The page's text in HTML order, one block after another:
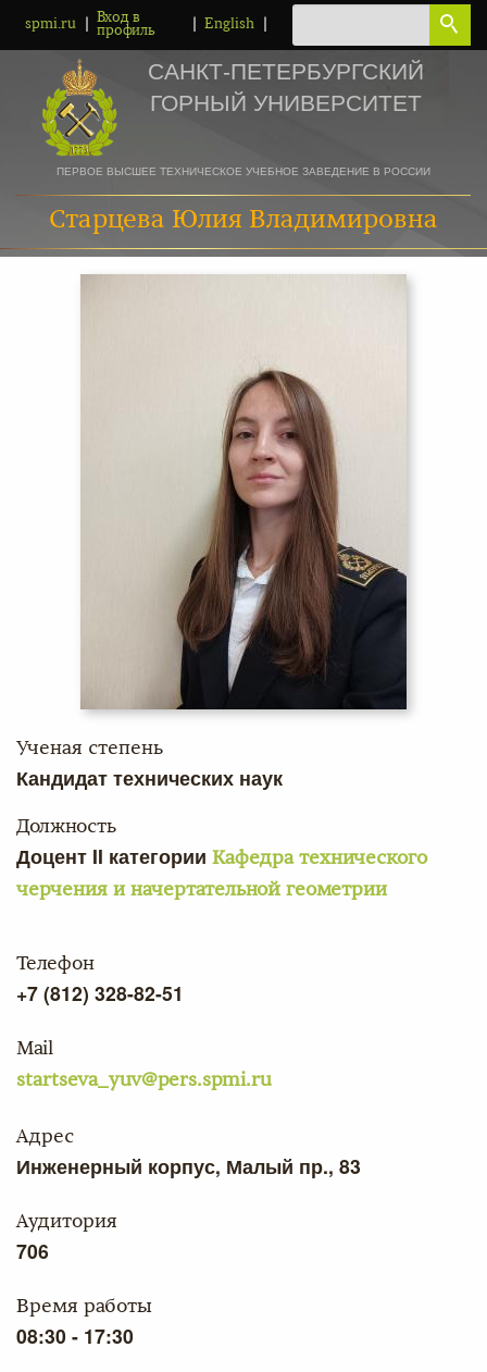
spmi.ru
Вход в
профиль
English
САНКТ-ПЕТЕРБУРГСКИЙ
ГОРНЫЙ УНИВЕРСИТЕТ
ПЕРВОЕ ВЫСШЕЕ ТЕХНИЧЕСКОЕ УЧЕБНОЕ ЗАВЕДЕНИЕ В РОССИИ
Старцева Юлия Владимировна
Ученая степень
Кандидат технических наук
Должность
Доцент II категории Кафедра технического
черчения и начертательной геометрии
Телефон
+7 (812) 328-82-51
Mail
startseva_yuv@pers.spmi.ru
Адрес
Инженерный корпус, Малый пр., 83
Аудитория
706
Время работы
08:30 - 17:30